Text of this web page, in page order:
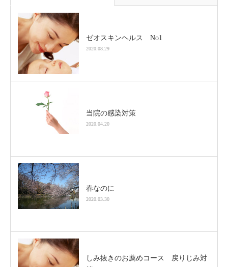
ゼオスキンヘルス No1
2020.08.29
当院の感染対策
2020.04.20
春なのに
2020.03.30
しみ抜きのお薦めコース 戻りじみ対